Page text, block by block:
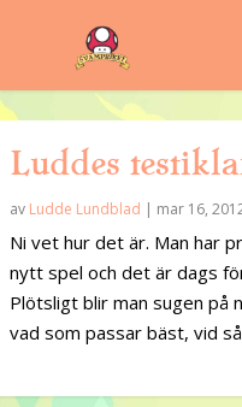
Luddes
av Ludde Lundblad | mar 16,
Ni vet hur det är. Man har
nytt spel och det är dags
Plötsligt blir man sugen på
vad som passar bäst, vid